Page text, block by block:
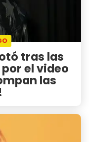
tras las
el video
las